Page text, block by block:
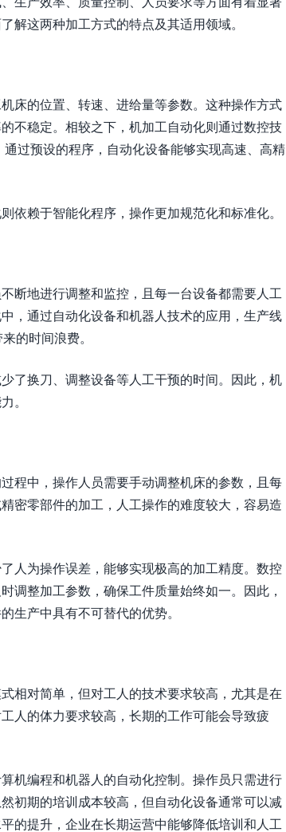
解这两种加工方式的特点及其适用领域。
床的位置、转速、进给量等参数。这种操作方式
不稳定。相较之下，机加工自动化则通过数控技
过预设的程序，自动化设备能够实现高速、高精
依赖于智能化程序，操作更加规范化和标准化。
断地进行调整和监控，且每一台设备都需要人工
，通过自动化设备和机器人技术的应用，生产线
的时间浪费。
了换刀、调整设备等人工干预的时间。因此，机
。
程中，操作人员需要手动调整机床的参数，且每
密零部件的加工，人工操作的难度较大，容易造
人为操作误差，能够实现极高的加工精度。数控
调整加工参数，确保工件质量始终如一。因此，
生产中具有不可替代的优势。
相对简单，但对工人的技术要求较高，尤其是在
人的体力要求较高，长期的工作可能会导致疲
机编程和机器人的自动化控制。操作员只需进行
初期的培训成本较高，但自动化设备通常可以减
的提升，企业在长期运营中能够降低培训和人工